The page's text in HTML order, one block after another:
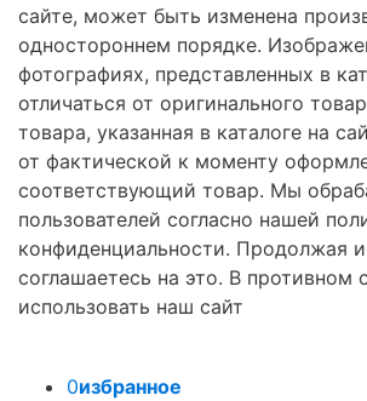
сайте, может быть изменена
одностороннем порядке.
фотографиях, представленных в
отличаться от оригинального
товара, указанная в каталоге на
от фактической к моменту
соответствующий товар. Мы
пользователей согласно нашей
конфиденциальности. Продолжая
соглашаетесь на это. В противном
использовать наш сайт
0избранное